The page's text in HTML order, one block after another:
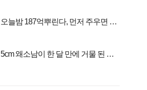
오늘밤 187억뿌린다, 먼저 주우면 최
5cm 왜소남이 한 달 만에 거물 된 사